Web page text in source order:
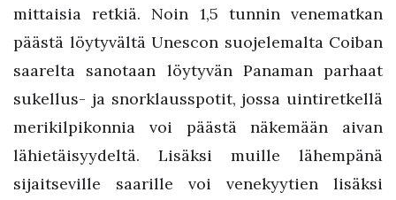
mittaisia retkiä. Noin 1,5 tunnin venematkan
päästä löytyvältä Unescon suojelemalta Coiban
saarelta sanotaan löytyvän Panaman parhaat
sukellus- ja snorklausspotit, jossa uintiretkellä
merikilpikonnia voi päästä näkemään aivan
lähietäisyydeltä. Lisäksi muille lähempänä
sijaitseville saarille voi venekyytien lisäksi